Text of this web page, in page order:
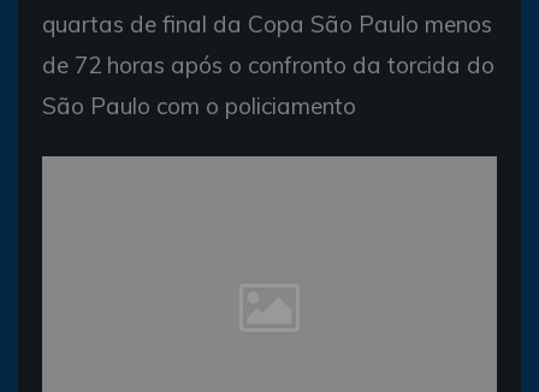
quartas de final da Copa São Paulo menos
de 72 horas após o confronto da torcida do
São Paulo com o policiamento